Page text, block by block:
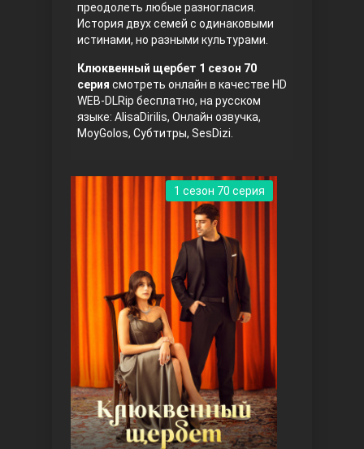
Воскресший Эртугрул
Ветреный холм
преодолеть любые разногласия.
История двух семей с одинаковыми
истинами, но разными культурами.
Клюквенный щербет 1 сезон 70
серия смотреть онлайн в качестве HD
WEB-DLRip бесплатно, на русском
языке: AlisaDirilis, Онлайн озвучка,
MoyGolos, Субтитры, SesDizi.
1 сезон 70 серия